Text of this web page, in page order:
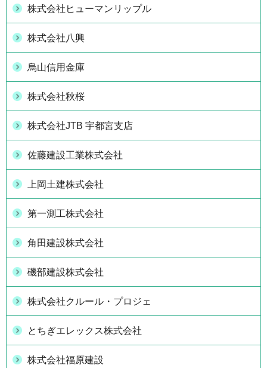
株式会社ヒューマンリップル
株式会社八興
烏山信用金庫
株式会社秋桜
株式会社JTB 宇都宮支店
佐藤建設工業株式会社
上岡土建株式会社
第一測工株式会社
角田建設株式会社
磯部建設株式会社
株式会社クルール・プロジェ
とちぎエレックス株式会社
株式会社福原建設